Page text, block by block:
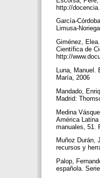
http://
García-
Limusa-
Giménez,
Científica de
http://
Luna, Manuel.
María, 2006
Mandado,
Madrid:
Medina
América
manuales, 51.
Muñoz Durán,
recursos y
Palop,
española.